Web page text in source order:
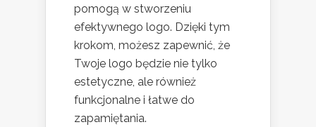
pomogą w stworzeniu
efektywnego logo. Dzięki tym
krokom, możesz zapewnić, że
Twoje logo będzie nie tylko
estetyczne, ale również
funkcjonalne i łatwe do
zapamiętania.